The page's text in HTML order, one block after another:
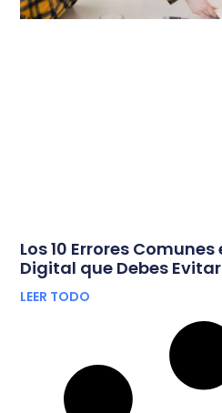
Los 10 Errores
Digital que Debes Evitar
LEER TODO